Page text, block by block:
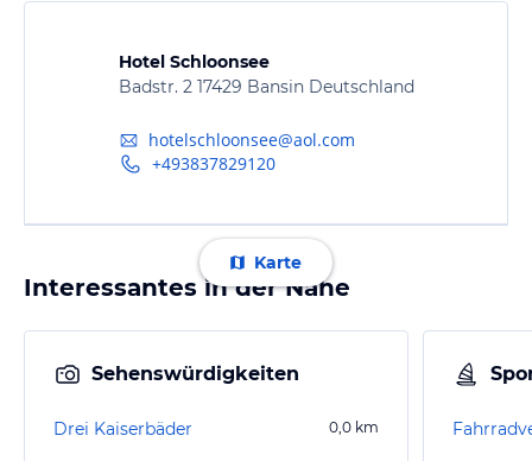
Hotel Schloonsee
Badstr. 2 17429 Bansin Deutschland
hotelschloonsee@aol.com
+493837829120
Karte
Interessantes in der Nähe
Sehenswürdigkeiten
Drei Kaiserbäder 0,0 km